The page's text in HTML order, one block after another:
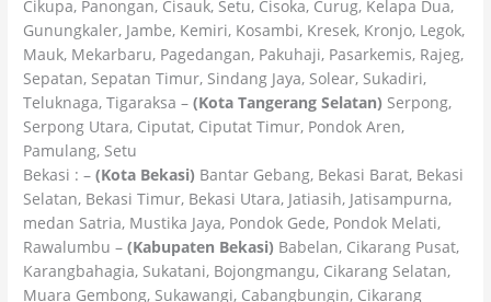
Cikupa, Panongan, Cisauk, Setu, Cisoka, Curug, Kelapa Dua,
Gunungkaler, Jambe, Kemiri, Kosambi, Kresek, Kronjo, Legok,
Mauk, Mekarbaru, Pagedangan, Pakuhaji, Pasarkemis, Rajeg,
Sepatan, Sepatan Timur, Sindang Jaya, Solear, Sukadiri,
Teluknaga, Tigaraksa –(Kota Tangerang Selatan) Serpong,
Serpong Utara, Ciputat, Ciputat Timur, Pondok Aren,
Pamulang, Setu
Bekasi : –(Kota Bekasi) Bantar Gebang, Bekasi Barat, Bekasi
Selatan, Bekasi Timur, Bekasi Utara, Jatiasih, Jatisampurna,
medan Satria, Mustika Jaya, Pondok Gede, Pondok Melati,
Rawalumbu –(Kabupaten Bekasi) Babelan, Cikarang Pusat,
Karangbahagia, Sukatani, Bojongmangu, Cikarang Selatan,
Muara Gembong, Sukawangi, Cabangbungin, Cikarang